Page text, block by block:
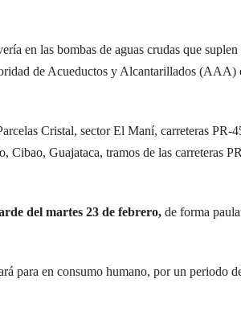
en las bombas de aguas crudas que suplen
de Acueductos y Alcantarillados (AAA)
Cristal, sector El Maní, carreteras PR-
Guajataca, tramos de las carreteras
del martes 23 de febrero, de forma
para en consumo humano, por un periodo